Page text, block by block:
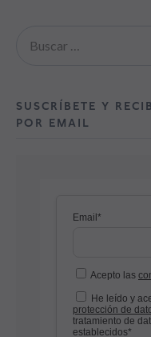
SUSCRÍBETE Y
POR EMAIL